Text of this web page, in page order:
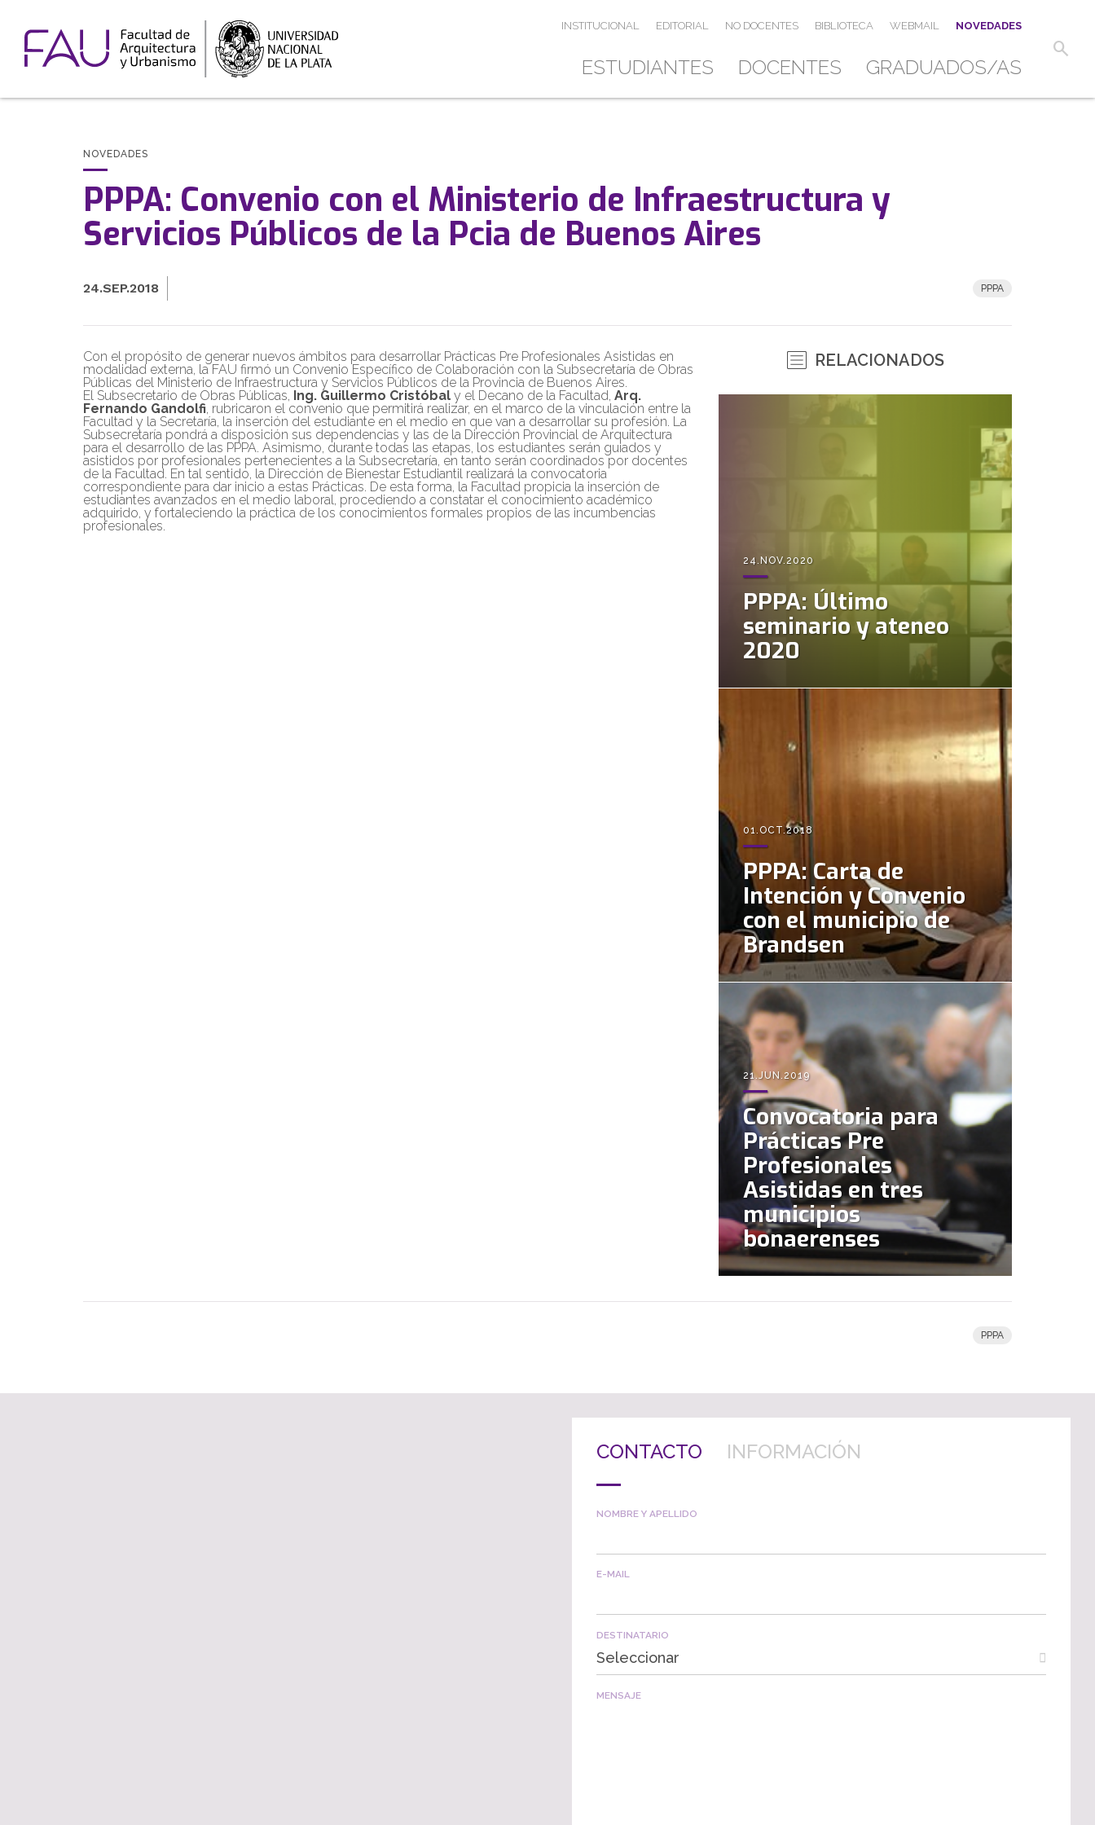
search
ESTUDIANTES DOCENTES GRADUADOS/AS
INSTITUCIONAL EDITORIAL NO DOCENTES BIBLIOTECA WEBMAIL NOVEDADES
NOVEDADES
PPPA: Convenio con el Ministerio de Infraestructura y
Servicios Públicos de la Pcia de Buenos Aires
24.SEP.2018 PPPA
Con el propósito de generar nuevos ámbitos para desarrollar Prácticas Pre Profesionales Asistidas en
modalidad externa, la FAU firmó un Convenio Específico de Colaboración con la Subsecretaría de Obras
Públicas del Ministerio de Infraestructura y Servicios Públicos de la Provincia de Buenos Aires.
El Subsecretario de Obras Públicas, Ing. Guillermo Cristóbal y el Decano de la Facultad, Arq.
Fernando Gandolfi, rubricaron el convenio que permitirá realizar, en el marco de la vinculación entre la
Facultad y la Secretaría, la inserción del estudiante en el medio en que van a desarrollar su profesión. La
Subsecretaría pondrá a disposición sus dependencias y las de la Dirección Provincial de Arquitectura
para el desarrollo de las PPPA. Asimismo, durante todas las etapas, los estudiantes serán guiados y
asistidos por profesionales pertenecientes a la Subsecretaría, en tanto serán coordinados por docentes
de la Facultad. En tal sentido, la Dirección de Bienestar Estudiantil realizará la convocatoria
correspondiente para dar inicio a estas Prácticas. De esta forma, la Facultad propicia la inserción de
estudiantes avanzados en el medio laboral, procediendo a constatar el conocimiento académico
adquirido, y fortaleciendo la práctica de los conocimientos formales propios de las incumbencias
profesionales.
RELACIONADOS
24.NOV.2020
PPPA: Último
seminario y ateneo
2020
01.OCT.2018
PPPA: Carta de
Intención y Convenio
con el municipio de
Brandsen
21.JUN.2019
Convocatoria para
Prácticas Pre
Profesionales
Asistidas en tres
municipios
bonaerenses
PPPA
CONTACTO INFORMACIÓN
NOMBRE Y APELLIDO
E-MAIL
DESTINATARIO
Seleccionar
MENSAJE